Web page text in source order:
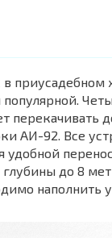
перекачивать
АИ-92. Все
до 8
наполнить